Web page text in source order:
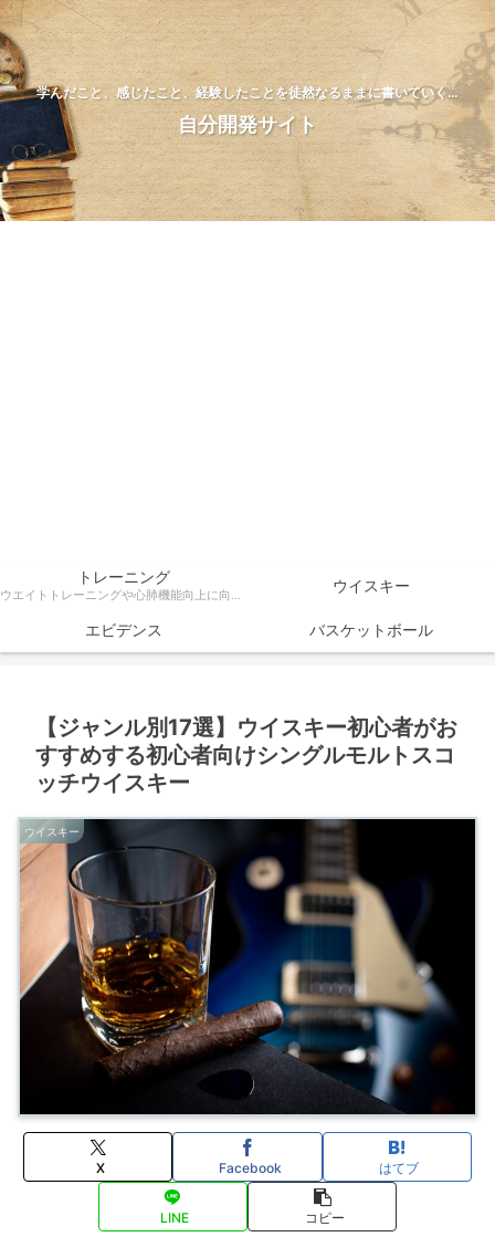
学んだこと、感じたこと、経験したことを徒然なるままに書いていく…
自分開発サイト
トレーニング
ウエイトトレーニングや心肺機能向上に向けたトレーニング方法、ダイエットなどトレーニングに関する様々な情報を科学的根拠をもとに解説 ウイスキー
エビデンス バスケットボール
【ジャンル別17選】ウイスキー初心者がお
すすめする初心者向けシングルモルトスコ
ッチウイスキー
ウイスキー
X Facebook はてブ
LINE コピー